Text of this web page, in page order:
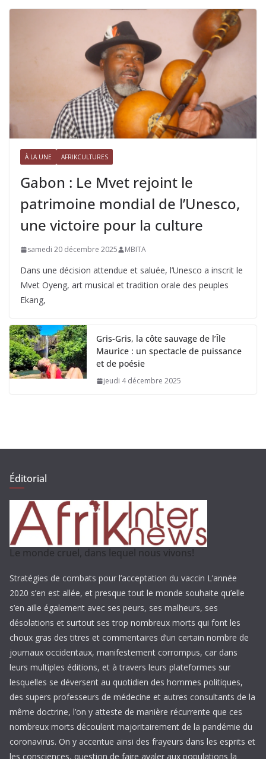
À LA UNE AFRIKCULTURES
Gabon : Le Mvet rejoint le
patrimoine mondial de l’Unesco,
une victoire pour la culture
samedi 20 décembre 2025 MBITA
Dans une décision attendue et saluée, l’Unesco a inscrit le
Mvet Oyeng, art musical et tradition orale des peuples
Ekang,
Gris-Gris, la côte sauvage de l’Île
Maurice : un spectacle de puissance
et de poésie
jeudi 4 décembre 2025
Éditorial
Le monde cruel, dans lequel nous vivons!
Stratégies de combats pour l’acceptation du vaccin L’année
2020 s’en est allée, et presque tout le monde souhaite qu’elle
s’en aille également avec ses peurs, ses malheurs, ses
désolations et surtout ses trop nombreux morts qui font les
choux gras des titres et commentaires d’un certain nombre de
journaux occidentaux, manifestement corrompus, car dans
leurs multiples éditions, et à travers leurs plateformes sur
lesquelles se déversent au quotidien des hommes politiques,
des supers professeurs de médecine et autres consultants de la
même doctrine, l’on y atteste de manière récurrente que ces
nombreux morts découlent majoritairement de la pandémie du
coronavirus. On y accentue ainsi des frayeurs dans les esprits et
les consciences, question de faire avaler aux populations la